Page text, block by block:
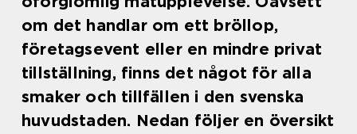
om det handlar om ett bröllop,
företagsevent eller en mindre privat
tillställning, finns det något för alla
smaker och tillfällen i den svenska
huvudstaden. Nedan följer en översikt